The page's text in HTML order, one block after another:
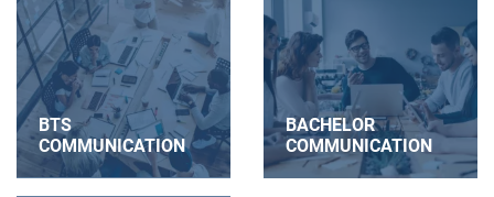
BTS
COMMUNICATION
BACHELOR
COMMUNICATION